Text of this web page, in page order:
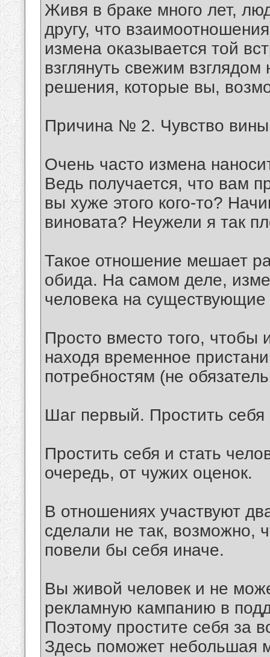
Живя в браке много лет,
другу, что
измена оказывается той
взглянуть свежим
решения, которые вы,
Причина № 2. Чувство
Очень часто измена
Ведь получается, что вам
вы хуже этого кого-то?
виновата? Неужели я так
Такое отношение мешает
обида. На самом деле,
человека на
Просто вместо того, чтобы
находя временное
потребностям (не
Шаг первый. Простить себя
Простить себя и стать
очередь, от чужих оценок.
В отношениях участвуют
сделали не так, возможно,
повели бы себя иначе.
Вы живой человек и не
рекламную кампанию в
Поэтому простите себя за
Здесь поможет небольшая